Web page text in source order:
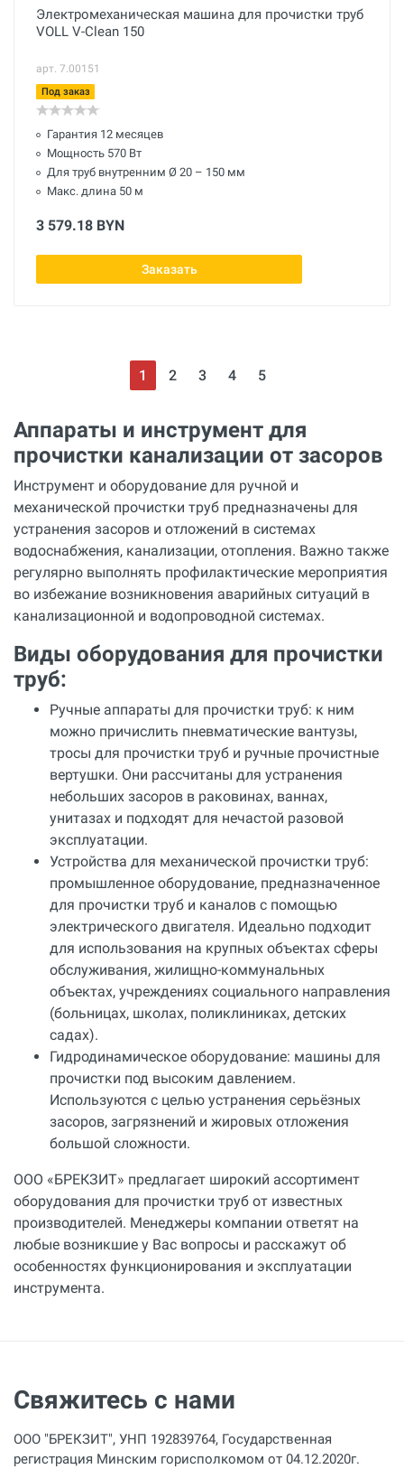
Электромеханическая машина для прочистки труб
VOLL V-Clean 150
арт. 7.00151
Под заказ
Гарантия 12 месяцев
Мощность 570 Вт
Для труб внутренним Ø 20 – 150 мм
Макс. длина 50 м
3 579.18 BYN
Заказать
1 2 3 4 5
Аппараты и инструмент для
прочистки канализации от засоров
Инструмент и оборудование для ручной и
механической прочистки труб предназначены для
устранения засоров и отложений в системах
водоснабжения, канализации, отопления. Важно также
регулярно выполнять профилактические мероприятия
во избежание возникновения аварийных ситуаций в
канализационной и водопроводной системах.
Виды оборудования для прочистки
труб:
Ручные аппараты для прочистки труб: к ним
можно причислить пневматические вантузы,
тросы для прочистки труб и ручные прочистные
вертушки. Они рассчитаны для устранения
небольших засоров в раковинах, ваннах,
унитазах и подходят для нечастой разовой
эксплуатации.
Устройства для механической прочистки труб:
промышленное оборудование, предназначенное
для прочистки труб и каналов с помощью
электрического двигателя. Идеально подходит
для использования на крупных объектах сферы
обслуживания, жилищно-коммунальных
объектах, учреждениях социального направления
(больницах, школах, поликлиниках, детских
садах).
Гидродинамическое оборудование: машины для
прочистки под высоким давлением.
Используются с целью устранения серьёзных
засоров, загрязнений и жировых отложения
большой сложности.
ООО «БРЕКЗИТ» предлагает широкий ассортимент
оборудования для прочистки труб от известных
производителей. Менеджеры компании ответят на
любые возникшие у Вас вопросы и расскажут об
особенностях функционирования и эксплуатации
инструмента.
Свяжитесь с нами
ООО "БРЕКЗИТ", УНП 192839764, Государственная
регистрация Минским горисполкомом от 04.12.2020г.